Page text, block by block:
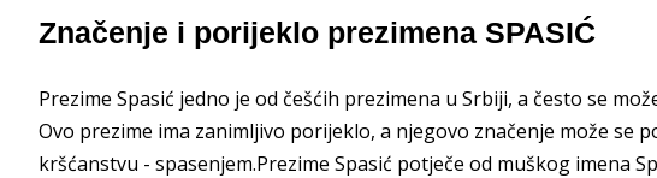
Značenje i porijeklo prezimena SPASIĆ
Prezime Spasić jedno je od češćih prezimena u Srbiji, a često se
Ovo prezime ima zanimljivo porijeklo, a njegovo značenje može se
kršćanstvu - spasenjem.Prezime Spasić potječe od muškog imena